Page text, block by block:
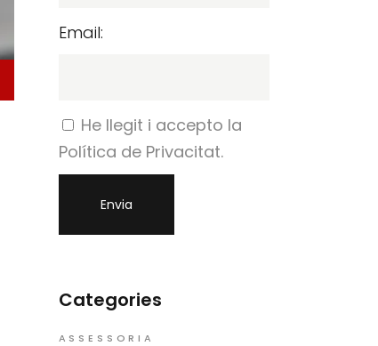
Email:
He llegit i accepto la
Política de Privacitat.
Categories
ASSESSORIA